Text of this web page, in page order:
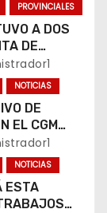
PROVINCIALES
A DOS
DE
DE
NOTICIAS
DE
EL CGM
NOTICIAS
ESTA